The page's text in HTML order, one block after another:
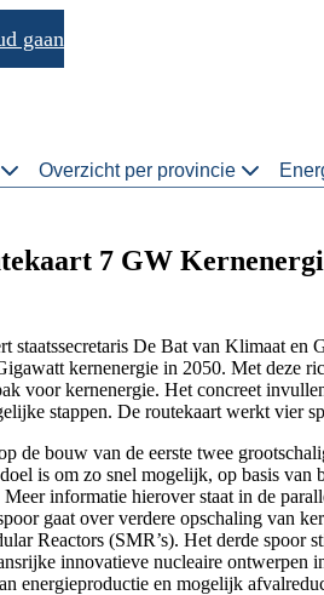
gaan
Overzicht per provincie
7 GW
staatssecretaris De Bat van Klimaat en
kernenergie in 2050. Met deze
voor kernenergie. Het concreet
stappen. De routekaart werkt vier
de bouw van de eerste twee
is om zo snel mogelijk, op basis van
informatie hierover staat in de
gaat over verdere opschaling van
Reactors (SMR’s). Het derde spoor
innovatieve nucleaire ontwerpen
energieproductie en mogelijk